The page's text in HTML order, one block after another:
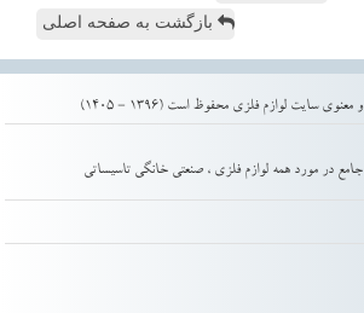
بازگشت به صفحه اصلی
در مورد همه لوازم فلزی ، صنعتی خانگی تاسیساتی